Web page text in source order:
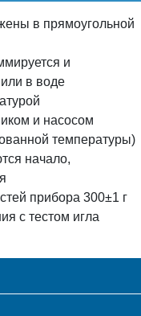
в прямоугольной
и
в воде
и насосом
температуры)
начало,
прибора 300±1 г
с тестом игла